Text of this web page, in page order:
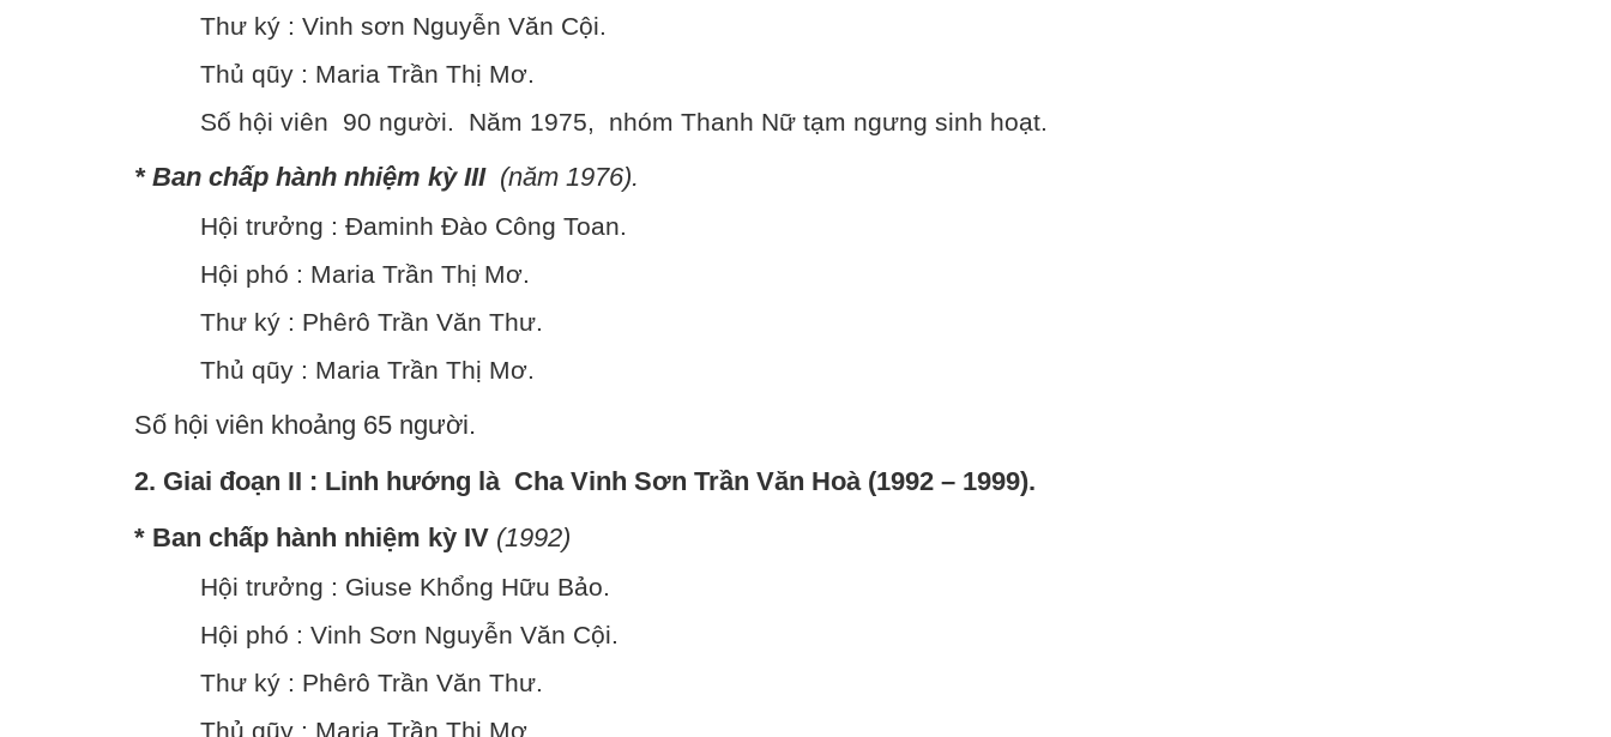
Thư ký : Vinh sơn Nguyễn Văn Cội.
Thủ qũy : Maria Trần Thị Mơ.
Số hội viên 90 người. Năm 1975, nhóm Thanh Nữ tạm ngưng sinh hoạt.
* Ban chấp hành nhiệm kỳ III (năm 1976).
Hội trưởng : Đaminh Đào Công Toan.
Hội phó : Maria Trần Thị Mơ.
Thư ký : Phêrô Trần Văn Thư.
Thủ qũy : Maria Trần Thị Mơ.
Số hội viên khoảng 65 người.
2. Giai đoạn II : Linh hướng là Cha Vinh Sơn Trần Văn Hoà (1992 – 1999).
* Ban chấp hành nhiệm kỳ IV (1992)
Hội trưởng : Giuse Khổng Hữu Bảo.
Hội phó : Vinh Sơn Nguyễn Văn Cội.
Thư ký : Phêrô Trần Văn Thư.
Thủ qũy : Maria Trần Thị Mơ.